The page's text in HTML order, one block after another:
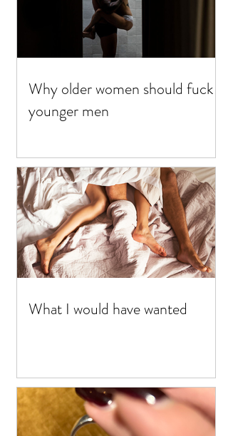
Why older women should fuck
younger men
What I would have wanted